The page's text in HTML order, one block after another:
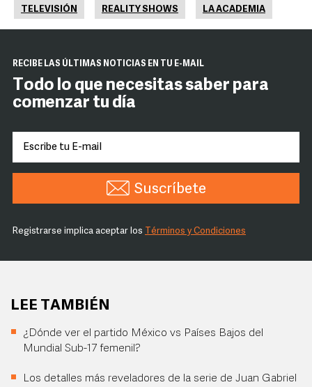
TELEVISIÓN REALITY SHOWS LA ACADEMIA
RECIBE LAS ÚLTIMAS NOTICIAS EN TU E-MAIL
Todo lo que necesitas saber para
comenzar tu día
Suscríbete
Registrarse implica aceptar los Términos y Condiciones
LEE TAMBIÉN
¿Dónde ver el partido México vs Países Bajos del
Mundial Sub-17 femenil?
Los detalles más reveladores de la serie de Juan Gabriel